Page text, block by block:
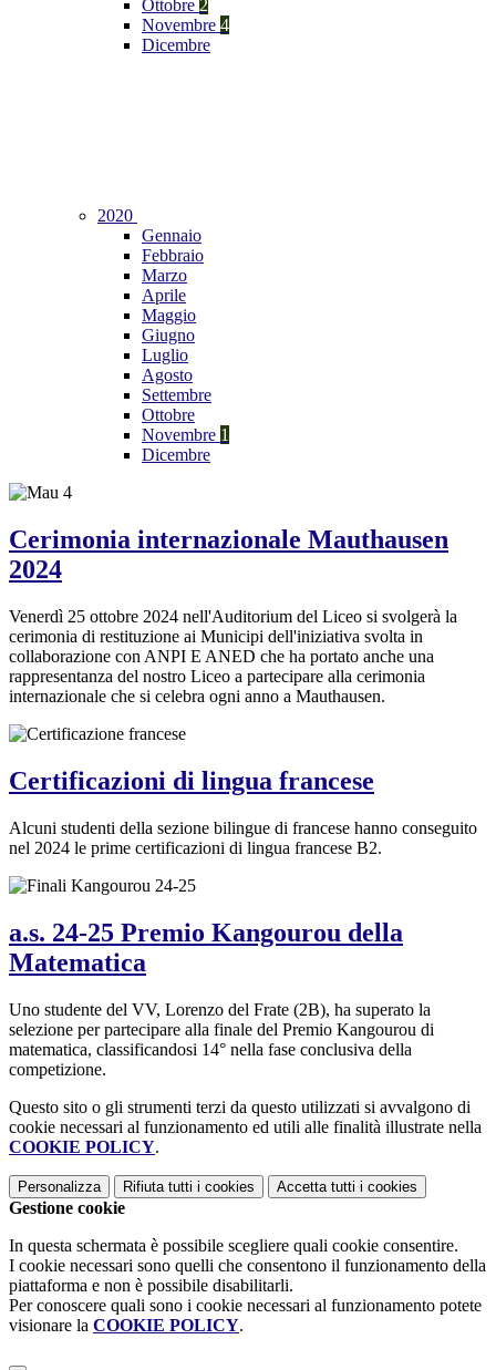
Ottobre 2
Novembre 4
Dicembre
2020
Gennaio
Febbraio
Marzo
Aprile
Maggio
Giugno
Luglio
Agosto
Settembre
Ottobre
Novembre 1
Dicembre
Cerimonia internazionale Mauthausen
2024
Venerdì 25 ottobre 2024 nell'Auditorium del Liceo si svolgerà la
cerimonia di restituzione ai Municipi dell'iniziativa svolta in
collaborazione con ANPI E ANED che ha portato anche una
rappresentanza del nostro Liceo a partecipare alla cerimonia
internazionale che si celebra ogni anno a Mauthausen.
Certificazioni di lingua francese
Alcuni studenti della sezione bilingue di francese hanno conseguito
nel 2024 le prime certificazioni di lingua francese B2.
a.s. 24-25 Premio Kangourou della
Matematica
Uno studente del VV, Lorenzo del Frate (2B), ha superato la
selezione per partecipare alla finale del Premio Kangourou di
matematica, classificandosi 14° nella fase conclusiva della
competizione.
Questo sito o gli strumenti terzi da questo utilizzati si avvalgono di
cookie necessari al funzionamento ed utili alle finalità illustrate nella
COOKIE POLICY.
Personalizza Rifiuta tutti i cookies Accetta tutti i cookies
Gestione cookie
In questa schermata è possibile scegliere quali cookie consentire.
I cookie necessari sono quelli che consentono il funzionamento della
piattaforma e non è possibile disabilitarli.
Per conoscere quali sono i cookie necessari al funzionamento potete
visionare la COOKIE POLICY.